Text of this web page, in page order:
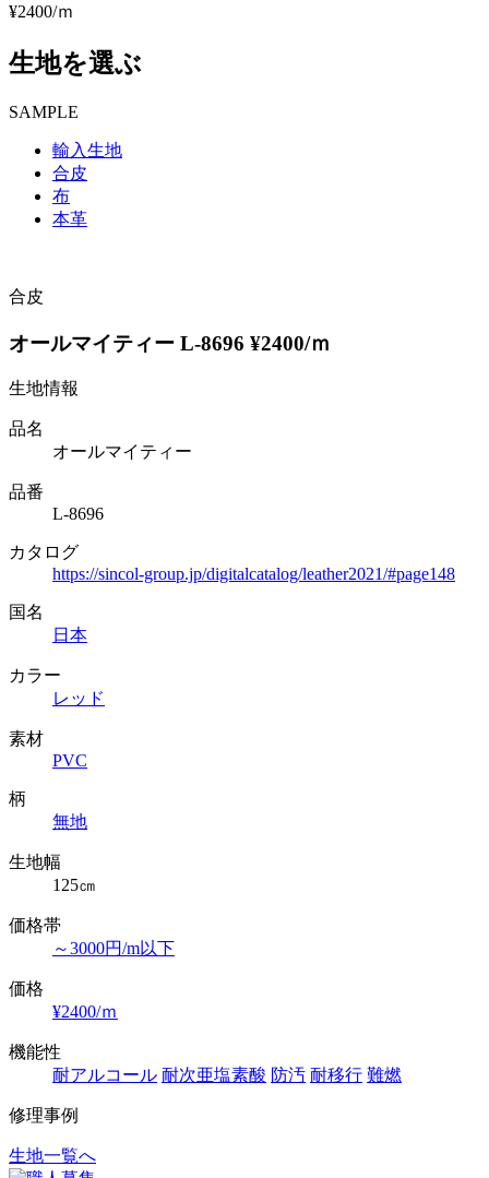
¥2400/ｍ
生地を選ぶ
SAMPLE
輸入生地
合皮
布
本革
合皮
オールマイティー L-8696 ¥2400/ｍ
生地情報
品名
オールマイティー
品番
L-8696
カタログ
https://sincol-group.jp/digitalcatalog/leather2021/#page148
国名
日本
カラー
レッド
素材
PVC
柄
無地
生地幅
125㎝
価格帯
～3000円/m以下
価格
¥2400/ｍ
機能性
耐アルコール 耐次亜塩素酸 防汚 耐移行 難燃
修理事例
投
生地一覧へ